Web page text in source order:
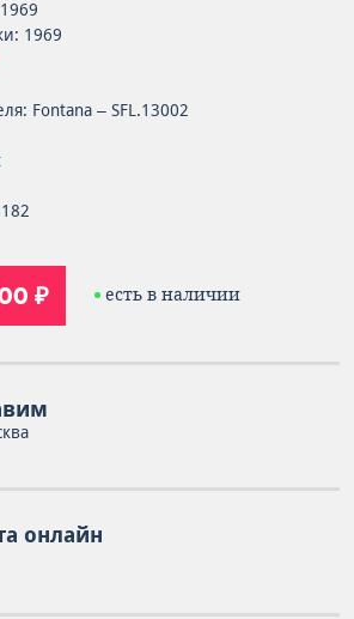
1969
Fontana – SFL.13002
₽ есть в наличии
онлайн